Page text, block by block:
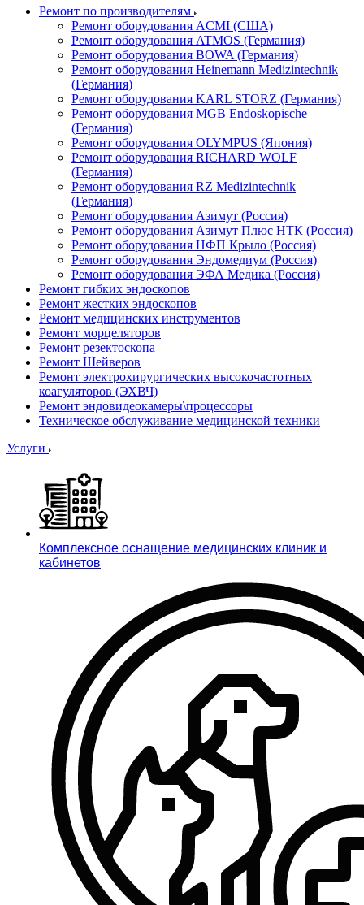
Ремонт по производителям
Ремонт оборудования ACMI (США)
Ремонт оборудования ATMOS (Германия)
Ремонт оборудования BOWA (Германия)
Ремонт оборудования Heinemann Medizintechnik
(Германия)
Ремонт оборудования KARL STORZ (Германия)
Ремонт оборудования MGB Endoskopische
(Германия)
Ремонт оборудования OLYMPUS (Япония)
Ремонт оборудования RICHARD WOLF
(Германия)
Ремонт оборудования RZ Medizintechnik
(Германия)
Ремонт оборудования Азимут (Россия)
Ремонт оборудования Азимут Плюс НТК (Россия)
Ремонт оборудования НФП Крыло (Россия)
Ремонт оборудования Эндомедиум (Россия)
Ремонт оборудования ЭФА Медика (Россия)
Ремонт гибких эндоскопов
Ремонт жестких эндоскопов
Ремонт медицинских инструментов
Ремонт морцеляторов
Ремонт резектоскопа
Ремонт Шейверов
Ремонт электрохирургических высокочастотных
коагуляторов (ЭХВЧ)
Ремонт эндовидеокамеры\процессоры
Техническое обслуживание медицинской техники
Услуги
Комплексное оснащение медицинских клиник и
кабинетов